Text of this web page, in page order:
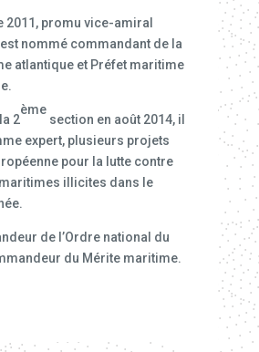
2011, promu vice-amiral
nommé commandant de la
atlantique et Préfet maritime
2
ème
section en août 2014, il
expert, plusieurs projets
pour la lutte contre
illicites dans le
de l’Ordre national du
du Mérite maritime.